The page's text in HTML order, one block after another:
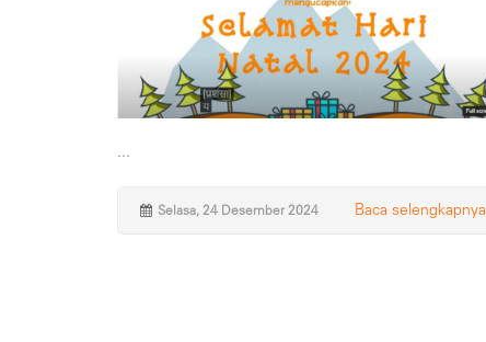
...
Selasa, 24 Desember 2024 Baca selengkapnya